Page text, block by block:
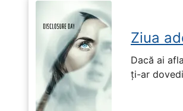
Ziua
Dacă ai
ți-ar